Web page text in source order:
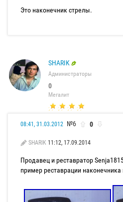
Это наконечник стрелы.
SHARIK
Администраторы
0
Мегалит
08:41, 31.03.2012 №6 0
SHARIK 11:12, 17.09.2014
Продавец и реставратор
пример реставрации наконечника